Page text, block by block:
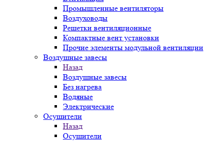
Промышленные вентиляторы
Воздуховоды
Решетки вентиляционные
Компактные вент установки
Прочие элементы модульной вентиляции
Воздушные завесы
Назад
Воздушные завесы
Без нагрева
Водяные
Электрические
Осушители
Назад
Осушители